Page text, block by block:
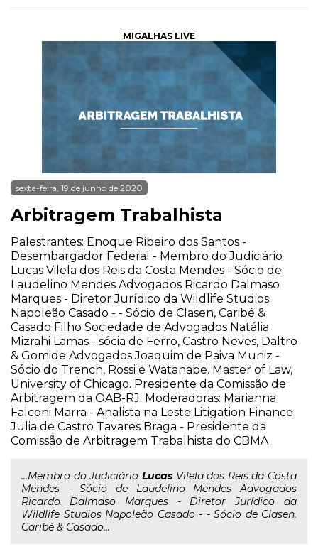
MIGALHAS LIVE
sexta-feira, 19 de junho de 2020
Arbitragem Trabalhista
Palestrantes: Enoque Ribeiro dos Santos -
Desembargador Federal - Membro do Judiciário
Lucas Vilela dos Reis da Costa Mendes - Sócio de
Laudelino Mendes Advogados Ricardo Dalmaso
Marques - Diretor Jurídico da Wildlife Studios
Napoleão Casado - - Sócio de Clasen, Caribé &
Casado Filho Sociedade de Advogados Natália
Mizrahi Lamas - sócia de Ferro, Castro Neves, Daltro
& Gomide Advogados Joaquim de Paiva Muniz -
Sócio do Trench, Rossi e Watanabe. Master of Law,
University of Chicago. Presidente da Comissão de
Arbitragem da OAB-RJ. Moderadoras: Marianna
Falconi Marra - Analista na Leste Litigation Finance
Julia de Castro Tavares Braga - Presidente da
Comissão de Arbitragem Trabalhista do CBMA
...Membro do Judiciário LucasVilela dos Reis da Costa
Mendes - Sócio de Laudelino Mendes Advogados
Ricardo Dalmaso Marques - Diretor Jurídico da
Wildlife Studios Napoleão Casado - - Sócio de Clasen,
Caribé & Casado...